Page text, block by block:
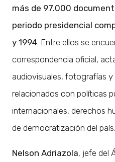
más de 97.000
periodo presidencial
y 1994 . Entre ellos se
correspondencia oficial,
audiovisuales, fotografías
relacionados con políticas
internacionales, derechos
de democratización del país.
Nelson Adriazola, jefe del